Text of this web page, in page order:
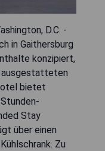
D.C. -
in Gaithersburg
konzipiert,
ausgestatteten
bietet
Stay
über einen
Zu